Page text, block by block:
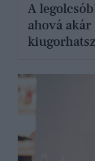
A
ahová akár
kiugorhatsz